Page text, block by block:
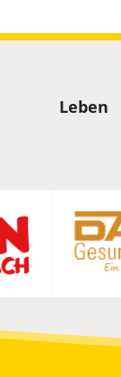
Leben